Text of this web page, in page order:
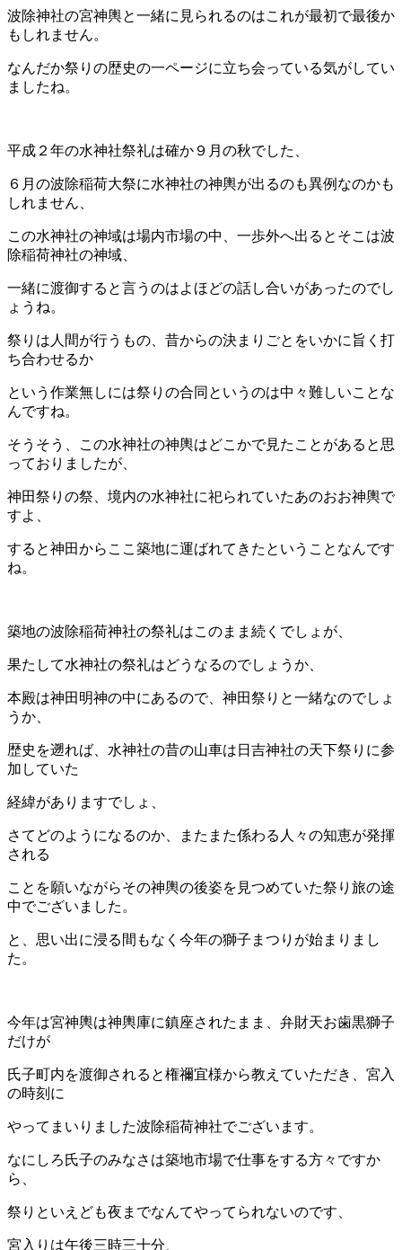
波除神社の宮神輿と一緒に見られるのはこれが最初で最後か
もしれません。
なんだか祭りの歴史の一ページに立ち会っている気がしてい
ましたね。
平成２年の水神社祭礼は確か９月の秋でした、
６月の波除稲荷大祭に水神社の神輿が出るのも異例なのかも
しれません、
この水神社の神域は場内市場の中、一歩外へ出るとそこは波
除稲荷神社の神域、
一緒に渡御すると言うのはよほどの話し合いがあったのでし
ょうね。
祭りは人間が行うもの、昔からの決まりごとをいかに旨く打
ち合わせるか
という作業無しには祭りの合同というのは中々難しいことな
んですね。
そうそう、この水神社の神輿はどこかで見たことがあると思
っておりましたが、
神田祭りの祭、境内の水神社に祀られていたあのおお神輿で
すよ、
すると神田からここ築地に運ばれてきたということなんです
ね。
築地の波除稲荷神社の祭礼はこのまま続くでしょが、
果たして水神社の祭礼はどうなるのでしょうか、
本殿は神田明神の中にあるので、神田祭りと一緒なのでしょ
うか、
歴史を遡れば、水神社の昔の山車は日吉神社の天下祭りに参
加していた
経緯がありますでしょ、
さてどのようになるのか、またまた係わる人々の知恵が発揮
される
ことを願いながらその神輿の後姿を見つめていた祭り旅の途
中でございました。
と、思い出に浸る間もなく今年の獅子まつりが始まりまし
た。
今年は宮神輿は神輿庫に鎮座されたまま、弁財天お歯黒獅子
だけが
氏子町内を渡御されると権禰宜様から教えていただき、宮入
の時刻に
やってまいりました波除稲荷神社でございます。
なにしろ氏子のみなさは築地市場で仕事をする方々ですか
ら、
祭りといえども夜までなんてやってられないのです、
宮入りは午後三時三十分、